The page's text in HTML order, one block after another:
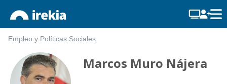
Empleo y Políticas Sociales
Marcos Muro Nájera